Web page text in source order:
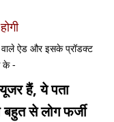
ऐड और इसके प्रॉडक्ट
के -
हैं, ये पता
से लोग फर्जी